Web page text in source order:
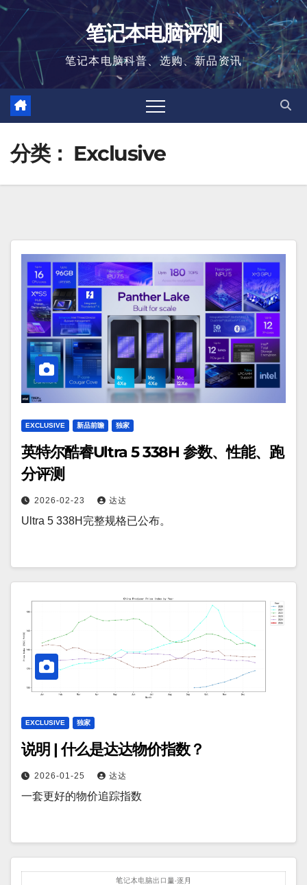
跳
至
笔记本电脑评测
笔记本电脑科普、选购、新品资讯
分类： Exclusive
EXCLUSIVE 新品前瞻 独家
英特尔酷睿Ultra 5 338H 参数、性能、跑
分评测
2026-02-23 达达
Ultra 5 338H完整规格已公布。
EXCLUSIVE 独家
说明 | 什么是达达物价指数？
2026-01-25 达达
一套更好的物价追踪指数